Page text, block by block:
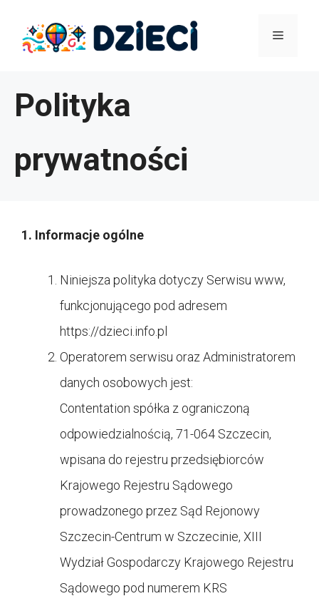
Menu
Polityka
prywatności
1. Informacje ogólne
Niniejsza polityka dotyczy Serwisu www,
funkcjonującego pod adresem
https://dzieci.info.pl
Operatorem serwisu oraz Administratorem
danych osobowych jest:
Contentation spółka z ograniczoną
odpowiedzialnością, 71-064 Szczecin,
wpisana do rejestru przedsiębiorców
Krajowego Rejestru Sądowego
prowadzonego przez Sąd Rejonowy
Szczecin-Centrum w Szczecinie, XIII
Wydział Gospodarczy Krajowego Rejestru
Sądowego pod numerem KRS